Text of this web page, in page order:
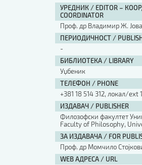
УРЕДНИК / EDITOR –
COORDINATOR
Проф. др Владимир Ж.
ПЕРИОДИЧНОСТ /
-
БИБЛИОТЕКА / LIBRARY
Уџбеник
ТЕЛЕФОН / PHONE
+381 18 514 312, локал/ext
ИЗДАВАЧ / PUBLISHER
Филозофски факултет
Faculty of Philosophy,
ЗА ИЗДАВАЧА / FOR
Проф. др Момчило
WEB АДРЕСА / URL